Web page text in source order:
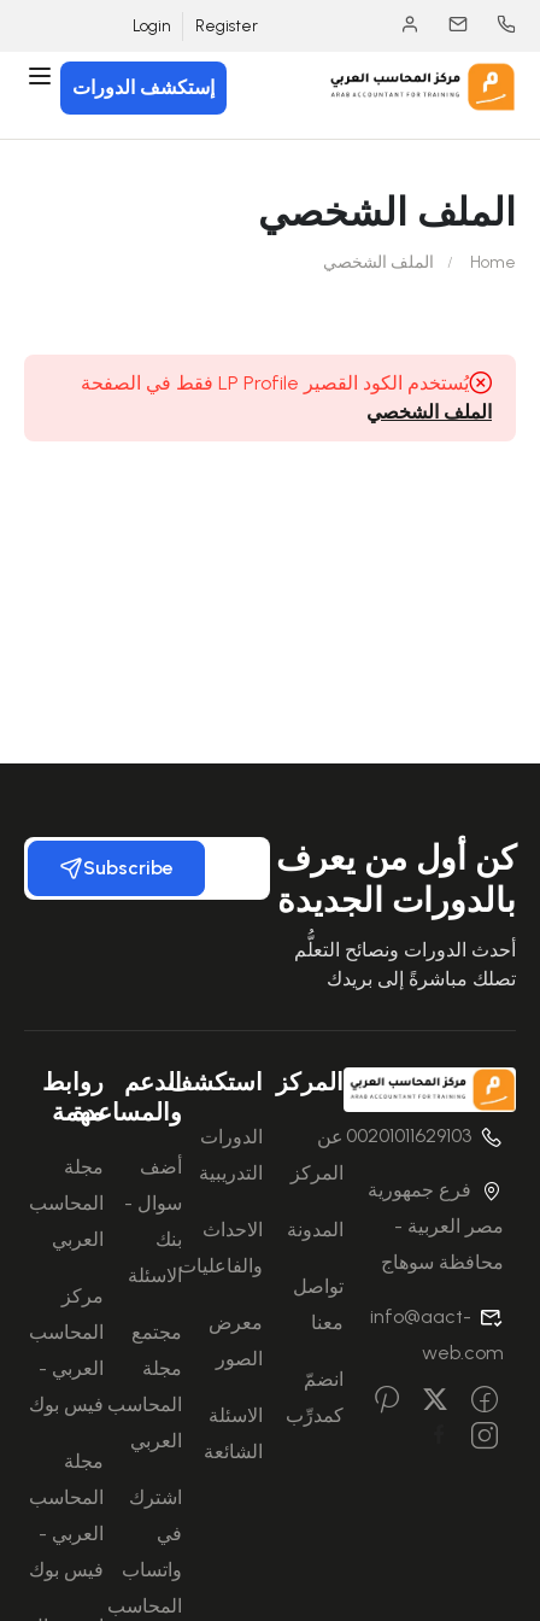
Register
Login
إستكشف الدورات
الملف الشخصي
Home الملف الشخصي
يُستخدم الكود القصير LP Profile فقط في الصفحة
الملف الشخصي
كن أول من يعرف
بالدورات الجديدة
أحدث الدورات ونصائح التعلُّم
تصلك مباشرةً إلى بريدك
Subscribe
00201011629103
فرع جمهورية
مصر العربية -
محافظة سوهاج
info@aact-
web.com
المركز
عن
المركز
المدونة
تواصل
معنا
انضمّ
كمدرِّب
استكشف
الدورات
التدريبية
الاحداث
والفاعليات
معرض
الصور
الاسئلة
الشائعة
الدعم
والمساعدة
أضف
سوال -
بنك
الاسئلة
مجتمع
مجلة
المحاسب
العربي
اشترك
في
واتساب
المحاسب
روابط
مهمة
مجلة
المحاسب
العربي
مركز
المحاسب
العربي -
فيس بوك
مجلة
المحاسب
العربي -
فيس بوك